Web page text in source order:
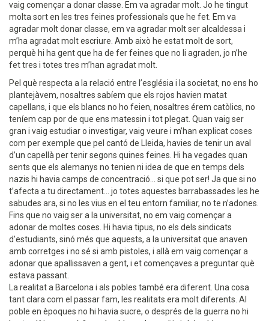
vaig començar a donar classe. Em va agradar molt. Jo he tingut
molta sort en les tres feines professionals que he fet. Em va
agradar molt donar classe, em va agradar molt ser alcaldessa i
m’ha agradat molt escriure. Amb això he estat molt de sort,
perquè hi ha gent que ha de fer feines que no li agraden, jo n’he
fet tres i totes tres m’han agradat molt.
Pel què respecta a la relació entre l’església i la societat, no ens ho
plantejàvem, nosaltres sabíem que els rojos havien matat
capellans, i que els blancs no ho feien, nosaltres érem catòlics, no
teníem cap por de que ens matessin i tot plegat. Quan vaig ser
gran i vaig estudiar o investigar, vaig veure i m’han explicat coses
com per exemple que pel cantó de Lleida, havies de tenir un aval
d’un capellà per tenir segons quines feines. Hi ha vegades quan
sents que els alemanys no tenien ni idea de que en temps dels
nazis hi havia camps de concentració... si que pot ser! Ja que si no
t’afecta a tu directament... jo totes aquestes barrabassades les he
sabudes ara, si no les vius en el teu entorn familiar, no te n’adones.
Fins que no vaig ser a la universitat, no em vaig començar a
adonar de moltes coses. Hi havia tipus, no els dels sindicats
d’estudiants, sinó més que aquests, a la universitat que anaven
amb corretges i no sé si amb pistoles, i allà em vaig començar a
adonar que apallissaven a gent, i et començaves a preguntar què
estava passant.
La realitat a Barcelona i als pobles també era diferent. Una cosa
tant clara com el passar fam, les realitats era molt diferents. Al
poble en èpoques no hi havia sucre, o després de la guerra no hi